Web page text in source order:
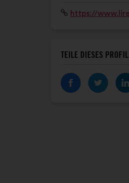
Website:
https://
TEILE DIESES PROFIL